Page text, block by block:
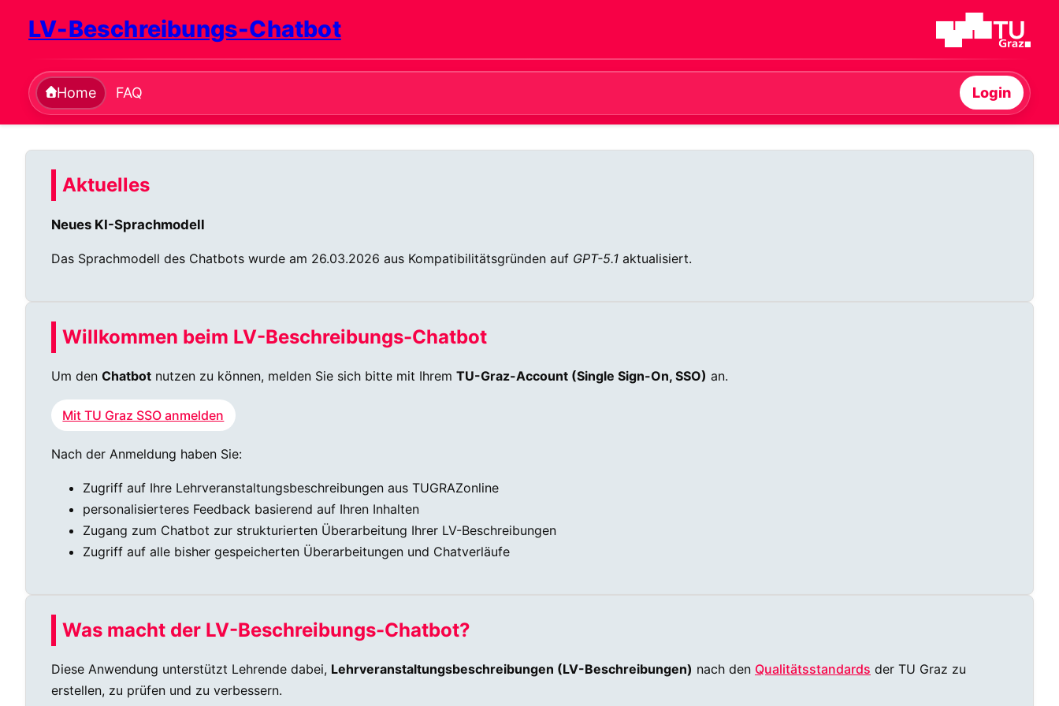
LV-Beschreibungs-Chatbot
Home FAQ Login
Aktuelles
Neues KI-Sprachmodell
Das Sprachmodell des Chatbots wurde am 26.03.2026 aus Kompatibilitätsgründen auf GPT-5.1 aktualisiert.
Willkommen beim LV-Beschreibungs-Chatbot
Um den Chatbot nutzen zu können, melden Sie sich bitte mit Ihrem TU-Graz-Account (Single Sign-On, SSO) an.
Mit TU Graz SSO anmelden
Nach der Anmeldung haben Sie:
Zugriff auf Ihre Lehrveranstaltungsbeschreibungen aus TUGRAZonline
personalisierteres Feedback basierend auf Ihren Inhalten
Zugang zum Chatbot zur strukturierten Überarbeitung Ihrer LV-Beschreibungen
Zugriff auf alle bisher gespeicherten Überarbeitungen und Chatverläufe
Was macht der LV-Beschreibungs-Chatbot?
Diese Anwendung unterstützt Lehrende dabei, Lehrveranstaltungsbeschreibungen (LV-Beschreibungen) nach den Qualitätsstandards der TU Graz zu
erstellen, zu prüfen und zu verbessern.